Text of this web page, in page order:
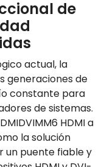
de
actual, la
generaciones de
constante para
de sistemas.
HDMI a
la solución
un puente fiable y